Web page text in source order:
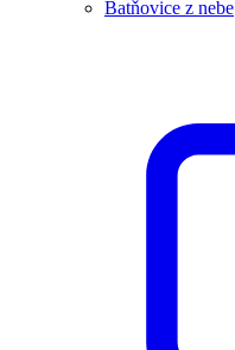
Batňovice z nebe